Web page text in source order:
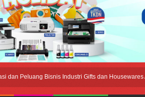
Bisnis Industri Gifts dan Housewares Asia